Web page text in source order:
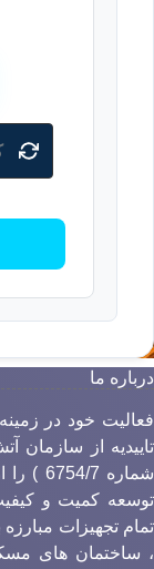
ما
خود در
از سازمان
کمیت و
تجهیزات
ساختمان های